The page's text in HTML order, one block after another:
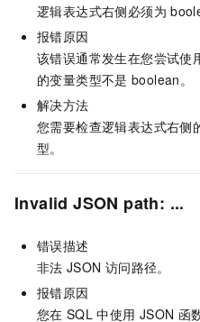
逻辑表达式右侧必须为
报错原因
该错误通常发生在您尝试使
的变量类型不是 boolean。
解决方法
您需要检查逻辑表达式右侧
型。
Invalid JSON path: ...
错误描述
非法 JSON 访问路径。
报错原因
您在 SQL 中使用 JSON 函